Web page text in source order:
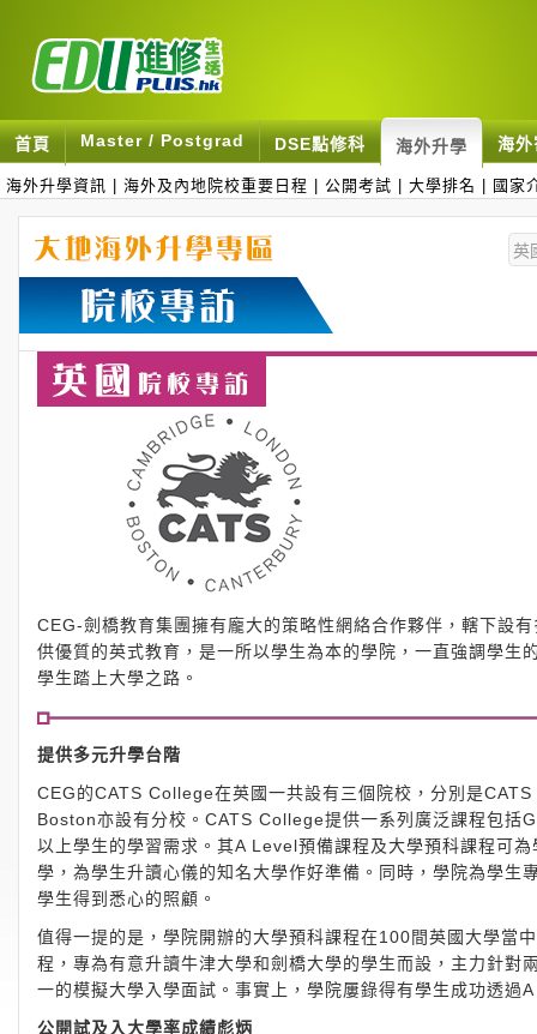
首頁 Master / Postgrad DSE點修科 海外升學 海
海外升學資訊 海外及內地院校重要日程 公開考試 大學排名 國家
CEG-劍橋教育集團擁有龐大的策略性網絡合作夥伴，轄下設
供優質的英式教育，是一所以學生為本的學院，一直強調學
學生踏上大學之路。
提供多元升學台階
CEG的CATS College在英國一共設有三個院校，分別是
Boston亦設有分校。CATS College提供一系列廣泛課程包
以上學生的學習需求。其A Level預備課程及大學預科課程可
學，為學生升讀心儀的知名大學作好準備。同時，學院為學
學生得到悉心的照顧。
值得一提的是，學院開辦的大學預科課程在100間英國大學當
程，專為有意升讀牛津大學和劍橋大學的學生而設，主力針
一的模擬大學入學面試。事實上，學院屢錄得有學生成功透
公開試及入大學率成績彪炳